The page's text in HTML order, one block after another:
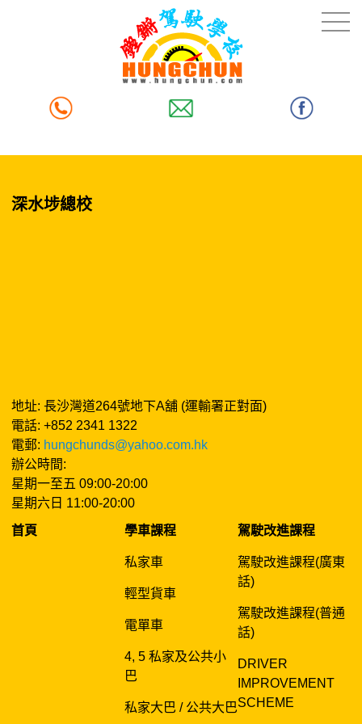
深水埗總校
地址: 長沙灣道264號地下A舖 (運輸署正對面)
電話: +852 2341 1322
電郵: hungchunds@yahoo.com.hk
辦公時間:
星期一至五 09:00-20:00
星期六日 11:00-20:00
首頁
學車課程
私家車
輕型貨車
電單車
4, 5 私家及公共小
巴
私家大巴 / 公共大巴
駕駛改進課程
駕駛改進課程(廣東
話)
駕駛改進課程(普通
話)
DRIVER
IMPROVEMENT
SCHEME